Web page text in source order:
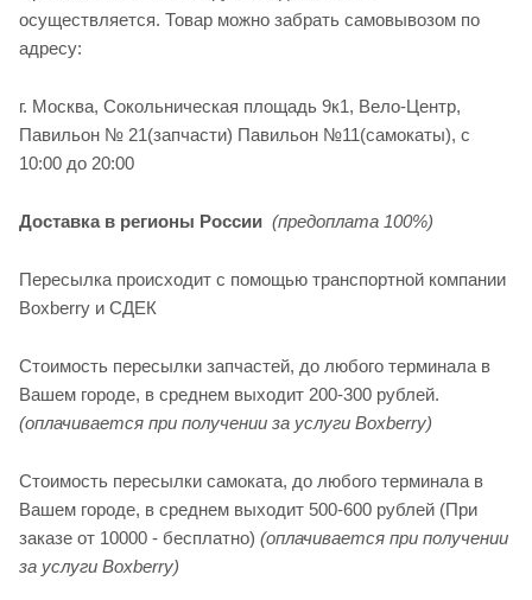
осуществляется. Товар можно забрать самовывозом по
адресу:
г. Москва, Сокольническая площадь 9к1, Вело-Центр,
Павильон № 21(запчасти) Павильон №11(cамокаты), с
10:00 до 20:00
Доставка в регионы России (предоплата 100%)
Пересылка происходит с помощью транспортной компании
Boxberry и СДЕК
Стоимость пересылки запчастей, до любого терминала в
Вашем городе, в среднем выходит 200-300 рублей.
(оплачивается при получении за услуги Boxberry)
Стоимость пересылки самоката, до любого терминала в
Вашем городе, в среднем выходит 500-600 рублей (При
заказе от 10000 - бесплатно) (оплачивается при получении
за услуги Boxberry)